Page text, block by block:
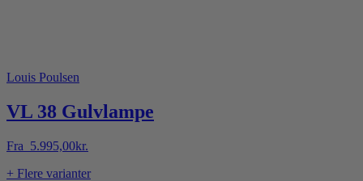
Louis Poulsen
VL 38 Gulvlampe
Fra 5.995,00kr.
+ Flere varianter